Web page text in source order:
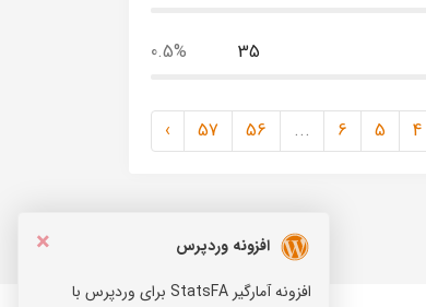
35
0.5%
4
5
6
...
56
57
›
×
افزونه وردپرس
افزونه آمارگیر StatsFA برای وردپرس با